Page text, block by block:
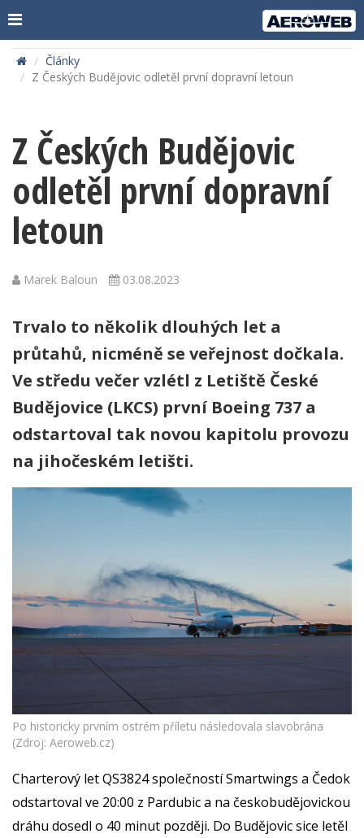
Články
Z Českých Budějovic odletěl první dopravní letoun
Z Českých Budějovic
odletěl první dopravní
letoun
Marek Baloun 03.08.2023
Trvalo to několik dlouhých let a
průtahů, nicméně se veřejnost dočkala.
Ve středu večer vzlétl z Letiště České
Budějovice (LKCS) první Boeing 737 a
odstartoval tak novou kapitolu provozu
na jihočeském letišti.
Po historicky prvním ostrém příletu následovala slavobrána
(Zdroj: Aeroweb.cz)
Charterový let QS3824 společností Smartwings a Čedok
odstartoval ve 20:00 z Pardubic a na českobudějovickou
dráhu dosedl o 40 minut později. Do Budějovic sice letěl